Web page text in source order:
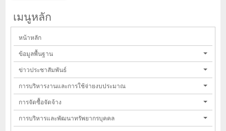
เมนูหลัก
หน้าหลัก
ข้อมูลพื้นฐาน
ข่าวประชาสัมพันธ์
การบริหารงานและการใช้จ่ายงบประมาณ
การจัดซื้อจัดจ้าง
การบริหารและพัฒนาทรัพยากรบุคคล